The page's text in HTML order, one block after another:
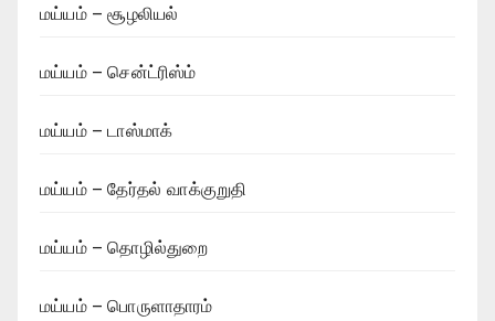
மய்யம் – சூழலியல்
மய்யம் – சென்ட்ரிஸ்ம்
மய்யம் – டாஸ்மாக்
மய்யம் – தேர்தல் வாக்குறுதி
மய்யம் – தொழில்துறை
மய்யம் – பொருளாதாரம்